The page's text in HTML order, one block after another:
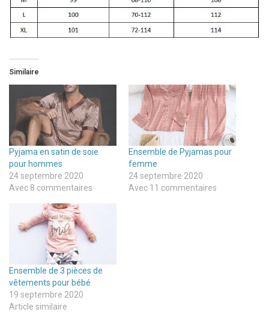
Similaire
Pyjama en satin de soie
pour hommes
24 septembre 2020
Avec 8 commentaires
Ensemble de Pyjamas pour
femme
24 septembre 2020
Avec 11 commentaires
Ensemble de 3 pièces de
vêtements pour bébé
19 septembre 2020
Article similaire